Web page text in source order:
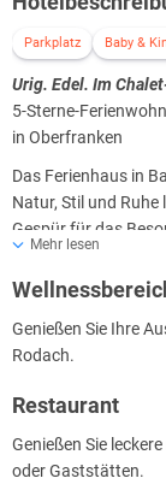
Parkplatz Baby &
Urig. Edel. Im
5-Sterne-
in Oberfranken
Das Ferienhaus in
Natur, Stil und Ruhe
Gespür für das
Ferienwohnungen
eine perfekte
Jede Wohnung hat
Ob zu zweit oder mit
Besonderes
Mehr lesen
Genießen Sie Ihre
Rodach.
Restaurant
Genießen Sie
oder Gaststätten.